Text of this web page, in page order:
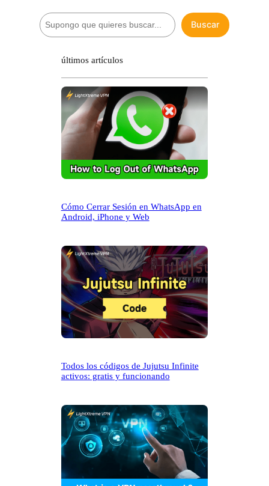
B
u
Buscar
últimos artículos
Cómo Cerrar Sesión en WhatsApp en
Android, iPhone y Web
Todos los códigos de Jujutsu Infinite
activos: gratis y funcionando